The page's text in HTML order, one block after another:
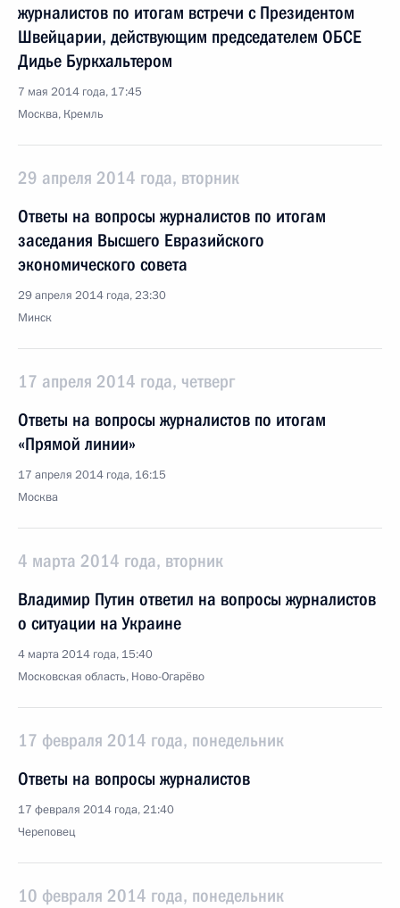
журналистов по итогам встречи с Президентом
Швейцарии, действующим председателем ОБСЕ
Дидье Буркхальтером
7 мая 2014 года, 17:45
Москва, Кремль
29 апреля 2014 года, вторник
Ответы на вопросы журналистов по итогам
заседания Высшего Евразийского
экономического совета
29 апреля 2014 года, 23:30
Минск
17 апреля 2014 года, четверг
Ответы на вопросы журналистов по итогам
«Прямой линии»
17 апреля 2014 года, 16:15
Москва
4 марта 2014 года, вторник
Владимир Путин ответил на вопросы журналистов
о ситуации на Украине
4 марта 2014 года, 15:40
Московская область, Ново-Огарёво
17 февраля 2014 года, понедельник
Ответы на вопросы журналистов
17 февраля 2014 года, 21:40
Череповец
10 февраля 2014 года, понедельник